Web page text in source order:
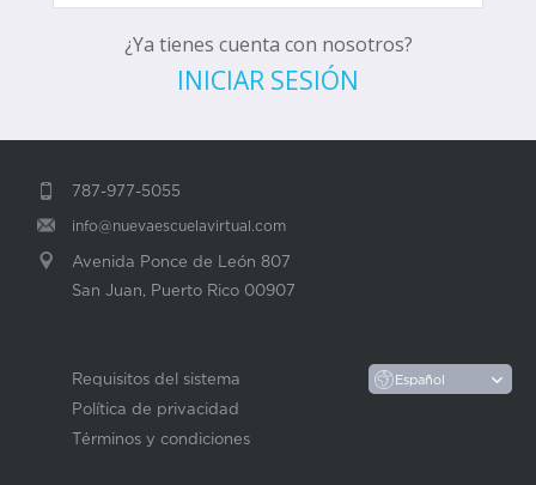
¿Ya tienes cuenta con nosotros?
INICIAR SESIÓN
787-977-5055
info@nuevaescuelavirtual.com
Avenida Ponce de León 807
San Juan, Puerto Rico 00907
Requisitos del sistema
Política de privacidad
Términos y condiciones